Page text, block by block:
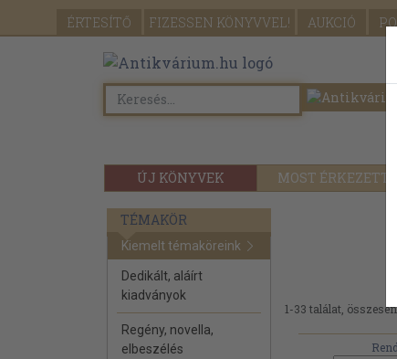
ÉRTESÍTŐ FIZESSEN KÖNYVVEL! AUKCIÓ
ÚJ KÖNYVEK MOST ÉRKEZETT
TÉMAKÖR
Kiemelt témaköreink
Dedikált, aláírt
kiadványok
Regény, novella,
elbeszélés
1-33 találat,